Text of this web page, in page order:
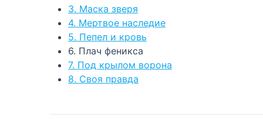
3. Маска зверя
4. Мертвое наследие
5. Пепел и кровь
6. Плач феникса
7. Под крылом ворона
8. Своя правда